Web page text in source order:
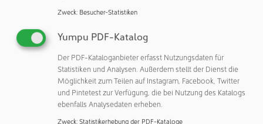
Ein weiterer Schwerpunkt wird die Entwicklung eines
Daten-Marktplatzes für die Biotechnologie-Branche sein:
Welche Informationen muss man bei einem Experiment
erfassen, damit es sich reproduzieren lässt? Wie muss
man die Daten darstellen und anderen anbieten, damit
Zweck: Besucher-Statistiken
Yumpu PDF-Katalog
Der PDF-Kataloganbieter erfasst Nutzungsdaten für
Statistiken und Analysen. Außerdem stellt der Dienst die
Möglichkeit zum Teilen auf Instagram, Facebook, Twitter
und Pintetest zur Verfügung, die bei Nutzung des Katalogs
ebenfalls Analysedaten erheben.
Zweck: Statistikerhebung der PDF-Kataloge